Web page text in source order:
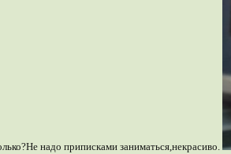
надо приписками заниматься,некрасиво.